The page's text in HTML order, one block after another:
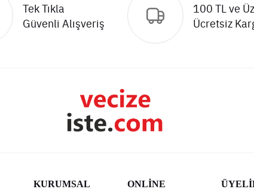
Tek Tıkla
Güvenli Alışveriş
100 TL ve
Ücretsiz
KURUMSAL
ONLİNE